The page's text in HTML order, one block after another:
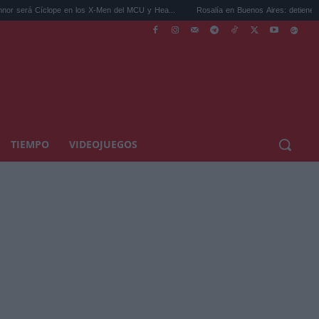
en los X-Men del MCU y Hea... Rosalía en Buenos Aires: detiene el tráfico y se
TIEMPO VIDEOJUEGOS